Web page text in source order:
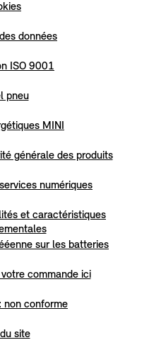
données
ISO 9001
pneu
MINI
générale des produits
numériques
et caractéristiques
sur les batteries
commande ici
non conforme
site